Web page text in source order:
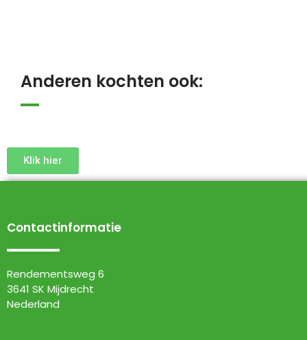
Anderen kochten ook:
Klik hier
Contactinformatie
Rendementsweg 6
3641 SK Mijdrecht
Nederland